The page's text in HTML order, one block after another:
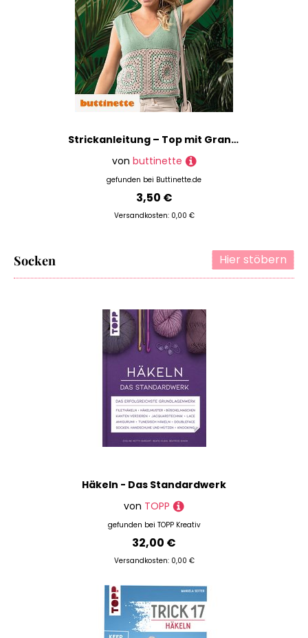
Strickanleitung – Top mit Granny Squares aus Woll Butt Primo Sina
von buttinette
gefunden bei Buttinette.de
3,50 €
Versandkosten: 0,00 €
Hier stöbern
Socken
Häkeln - Das Standardwerk
von TOPP
gefunden bei TOPP Kreativ
32,00 €
Versandkosten: 0,00 €